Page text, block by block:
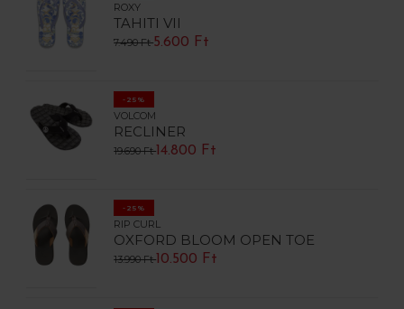
ROXY
TAHITI VII
7.490 Ft5.600 Ft
-25%
VOLCOM
RECLINER
19.690 Ft 14.800 Ft
-25%
RIP CURL
OXFORD BLOOM OPEN TOE
13.990 Ft 10.500 Ft